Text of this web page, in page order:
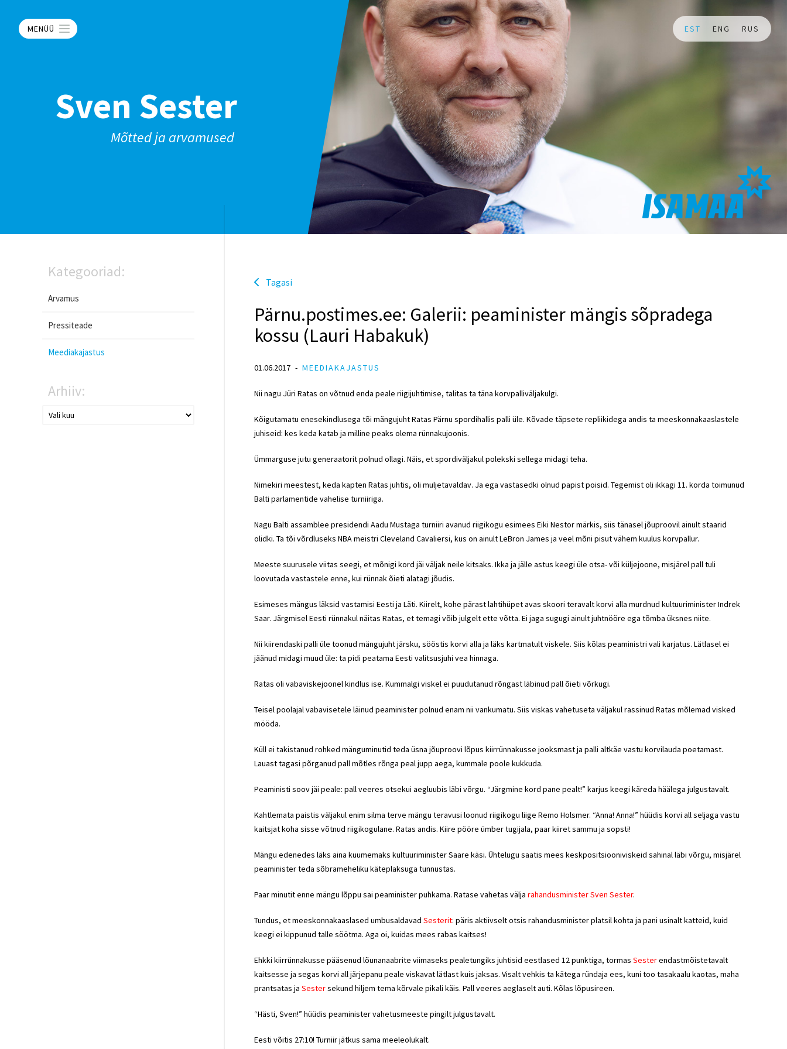
MENÜÜ EST ENG RUS
Sven Sester
Mõtted ja arvamused
Kategooriad:
Arvamus
Pressiteade
Meediakajastus
Arhiiv:
Tagasi
Pärnu.postimes.ee: Galerii: peaminister mängis sõpradega
kossu (Lauri Habakuk)
01.06.2017 MEEDIAKAJASTUS
Nii nagu Jüri Ratas on võtnud enda peale riigijuhtimise, talitas ta täna korvpalliväljakulgi.
Kõigutamatu enesekindlusega tõi mängujuht Ratas Pärnu spordihallis palli üle. Kõvade täpsete repliikidega andis ta meeskonnakaaslastele
juhiseid: kes keda katab ja milline peaks olema rünnakujoonis.
Ümmarguse jutu generaatorit polnud ollagi. Näis, et spordiväljakul polekski sellega midagi teha.
Nimekiri meestest, keda kapten Ratas juhtis, oli muljetavaldav. Ja ega vastasedki olnud papist poisid. Tegemist oli ikkagi 11. korda toimunud
Balti parlamentide vahelise turniiriga.
Nagu Balti assamblee presidendi Aadu Mustaga turniiri avanud riigikogu esimees Eiki Nestor märkis, siis tänasel jõuproovil ainult staarid
olidki. Ta tõi võrdluseks NBA meistri Cleveland Cavaliersi, kus on ainult LeBron James ja veel mõni pisut vähem kuulus korvpallur.
Meeste suurusele viitas seegi, et mõnigi kord jäi väljak neile kitsaks. Ikka ja jälle astus keegi üle otsa- või küljejoone, misjärel pall tuli
loovutada vastastele enne, kui rünnak õieti alatagi jõudis.
Esimeses mängus läksid vastamisi Eesti ja Läti. Kiirelt, kohe pärast lahtihüpet avas skoori teravalt korvi alla murdnud kultuuriminister Indrek
Saar. Järgmisel Eesti rünnakul näitas Ratas, et temagi võib julgelt ette võtta. Ei jaga sugugi ainult juhtnööre ega tõmba üksnes niite.
Nii kiirendaski palli üle toonud mängujuht järsku, sööstis korvi alla ja läks kartmatult viskele. Siis kõlas peaministri vali karjatus. Lätlasel ei
jäänud midagi muud üle: ta pidi peatama Eesti valitsusjuhi vea hinnaga.
Ratas oli vabaviskejoonel kindlus ise. Kummalgi viskel ei puudutanud rõngast läbinud pall õieti võrkugi.
Teisel poolajal vabavisetele läinud peaminister polnud enam nii vankumatu. Siis viskas vahetuseta väljakul rassinud Ratas mõlemad visked
mööda.
Küll ei takistanud rohked mänguminutid teda üsna jõuproovi lõpus kiirrünnakusse jooksmast ja palli altkäe vastu korvilauda poetamast.
Lauast tagasi põrganud pall mõtles rõnga peal jupp aega, kummale poole kukkuda.
Peaministi soov jäi peale: pall veeres otsekui aegluubis läbi võrgu. “Järgmine kord pane pealt!” karjus keegi käreda häälega julgustavalt.
Kahtlemata paistis väljakul enim silma terve mängu teravusi loonud riigikogu liige Remo Holsmer. “Anna! Anna!” hüüdis korvi all seljaga vastu
kaitsjat koha sisse võtnud riigikogulane. Ratas andis. Kiire pööre ümber tugijala, paar kiiret sammu ja sopsti!
Mängu edenedes läks aina kuumemaks kultuuriminister Saare käsi. Ühtelugu saatis mees keskpositsiooniviskeid sahinal läbi võrgu, misjärel
peaminister teda sõbrameheliku käteplaksuga tunnustas.
Paar minutit enne mängu lõppu sai peaminister puhkama. Ratase vahetas välja rahandusminister Sven Sester.
Tundus, et meeskonnakaaslased umbusaldavad Sesterit: päris aktiivselt otsis rahandusminister platsil kohta ja pani usinalt katteid, kuid
keegi ei kippunud talle söötma. Aga oi, kuidas mees rabas kaitses!
Ehkki kiirrünnakusse pääsenud lõunanaabrite viimaseks pealetungiks juhtisid eestlased 12 punktiga, tormas Sesterendastmõistetavalt
kaitsesse ja segas korvi all järjepanu peale viskavat lätlast kuis jaksas. Visalt vehkis ta kätega ründaja ees, kuni too tasakaalu kaotas, maha
prantsatas ja Sestersekund hiljem tema kõrvale pikali käis. Pall veeres aeglaselt auti. Kõlas lõpusireen.
“Hästi, Sven!” hüüdis peaminister vahetusmeeste pingilt julgustavalt.
Eesti võitis 27:10! Turniir jätkus sama meeleolukalt.